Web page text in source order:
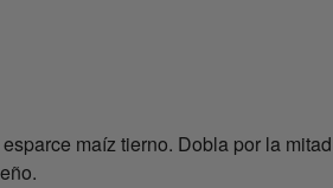
maíz tierno. Dobla por la